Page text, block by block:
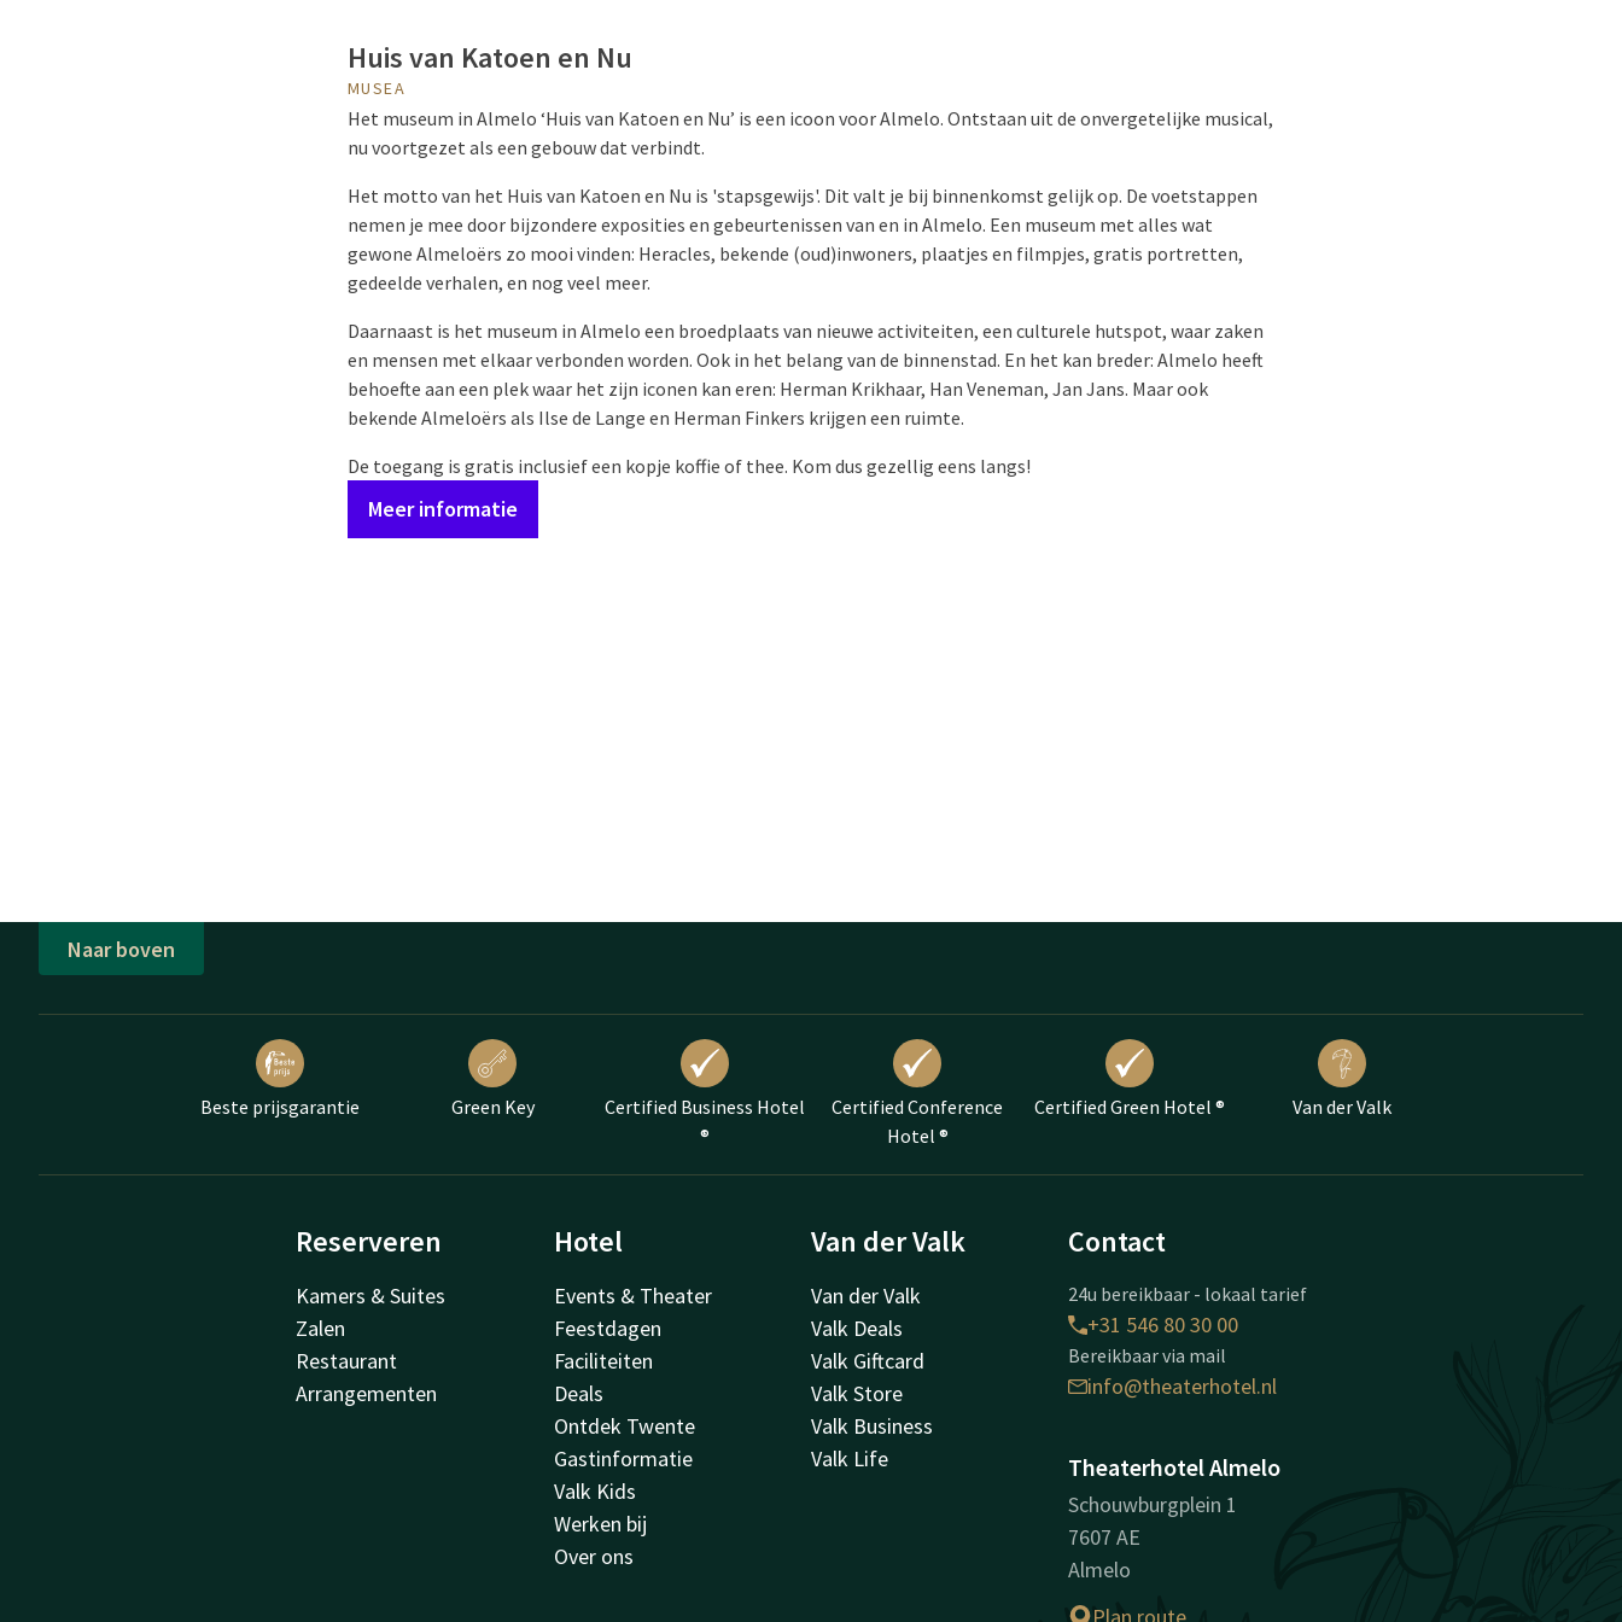
Huis van Katoen en Nu
MUSEA
Het museum in Almelo ‘Huis van Katoen en Nu’ is een icoon voor Almelo. Ontstaan uit de onvergetelijke musical,
nu voortgezet als een gebouw dat verbindt.
Het motto van het Huis van Katoen en Nu is 'stapsgewijs'. Dit valt je bij binnenkomst gelijk op. De voetstappen
nemen je mee door bijzondere exposities en gebeurtenissen van en in Almelo. Een museum met alles wat
gewone Almeloërs zo mooi vinden: Heracles, bekende (oud)inwoners, plaatjes en filmpjes, gratis portretten,
gedeelde verhalen, en nog veel meer.
Daarnaast is het museum in Almelo een broedplaats van nieuwe activiteiten, een culturele hutspot, waar zaken
en mensen met elkaar verbonden worden. Ook in het belang van de binnenstad. En het kan breder: Almelo heeft
behoefte aan een plek waar het zijn iconen kan eren: Herman Krikhaar, Han Veneman, Jan Jans. Maar ook
bekende Almeloërs als Ilse de Lange en Herman Finkers krijgen een ruimte.
De toegang is gratis inclusief een kopje koffie of thee. Kom dus gezellig eens langs!
Meer informatie
Naar boven
Beste prijsgarantie Green Key
Certified Business Hotel
®
Certified Conference
Hotel ®
Certified Green Hotel ® Van der Valk
Reserveren
Kamers & Suites
Zalen
Restaurant
Arrangementen
Hotel
Events & Theater
Feestdagen
Faciliteiten
Deals
Ontdek Twente
Gastinformatie
Valk Kids
Werken bij
Over ons
Van der Valk
Van der Valk
Valk Deals
Valk Giftcard
Valk Store
Valk Business
Valk Life
Contact
24u bereikbaar - lokaal tarief
+31 546 80 30 00
Bereikbaar via mail
info@theaterhotel.nl
Theaterhotel Almelo
Schouwburgplein 1
7607 AE
Almelo